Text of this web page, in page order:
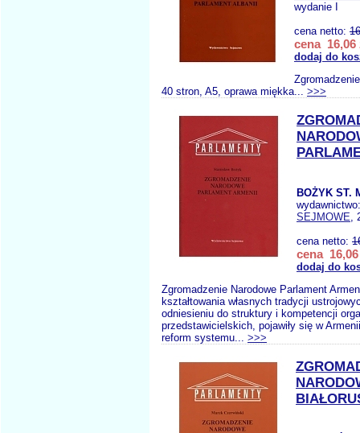
wydanie I
cena netto:
cena 16,06
dodaj do
40 stron, A5, oprawa miękka... >>>
BOŻYK ST.
SEJMOWE,
cena netto:
cena 16,06
dodaj do
Zgromadzenie Narodowe Parlament
kształtowania własnych tradycji
odniesieniu do struktury i kompetencji
przedstawicielskich, pojawiły się w
reform systemu... >>>